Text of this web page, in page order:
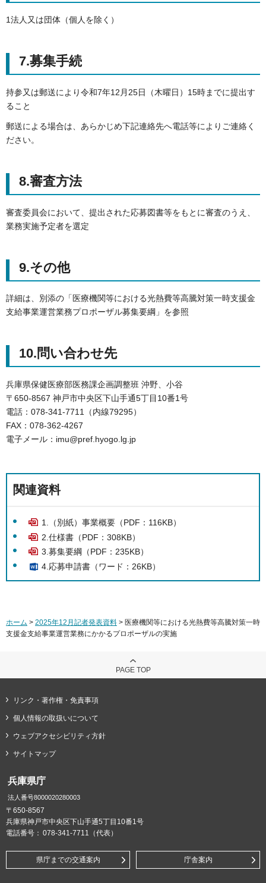
1法人又は団体（個人を除く）
7.募集手続
持参又は郵送により令和7年12月25日（木曜日）15時までに提出す
ること
郵送による場合は、あらかじめ下記連絡先へ電話等によりご連絡く
ださい。
8.審査方法
審査委員会において、提出された応募図書等をもとに審査のうえ、
業務実施予定者を選定
9.その他
詳細は、別添の「医療機関等における光熱費等高騰対策一時支援金
支給事業運営業務プロポーザル募集要綱」を参照
10.問い合わせ先
兵庫県保健医療部医務課企画調整班 沖野、小谷
〒650-8567 神戸市中央区下山手通5丁目10番1号
電話：078-341-7711（内線79295）
FAX：078-362-4267
電子メール：imu@pref.hyogo.lg.jp
関連資料
1.（別紙）事業概要（PDF：116KB）
2.仕様書（PDF：308KB）
3.募集要綱（PDF：235KB）
4.応募申請書（ワード：26KB）
ホーム > 2025年12月記者発表資料 > 医療機関等における光熱費等高騰対策一時
支援金支給事業運営業務にかかるプロポーザルの実施
PAGE TOP
リンク・著作権・免責事項
個人情報の取扱いについて
ウェブアクセシビリティ方針
サイトマップ
兵庫県庁
法人番号8000020280003
〒650-8567
兵庫県神戸市中央区下山手通5丁目10番1号
電話番号： 078-341-7711（代表）
県庁までの交通案内 庁舎案内